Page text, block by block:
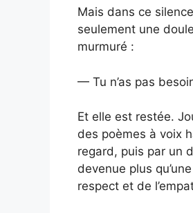
Mais dans ce
seulement une
murmuré :
— Tu n’as pas
Et elle est restée.
des poèmes à voix
regard, puis par un
devenue plus
respect et de